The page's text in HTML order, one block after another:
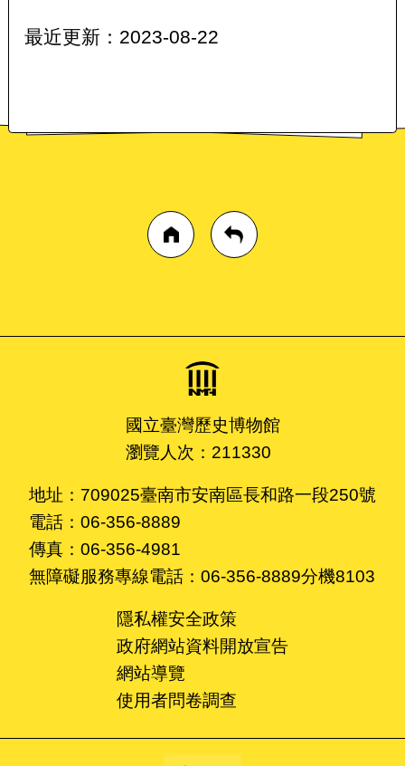
最近更新：2023-08-22
國立臺灣歷史博物館
瀏覽人次：211330
地址：709025臺南市安南區長和路一段250號
電話：06-356-8889
傳真：06-356-4981
無障礙服務專線電話：06-356-8889分機8103
隱私權安全政策
政府網站資料開放宣告
網站導覽
使用者問卷調查